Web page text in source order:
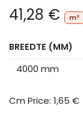
41,28 € m²
BREEDTE (MM)
Cm Price: 1,65 €